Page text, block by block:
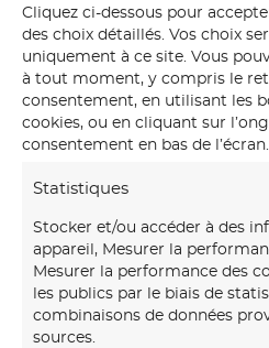
Cliquez ci-dessous pour
des choix détaillés. Vos choix
uniquement à ce site. Vous
à tout moment, y compris le
consentement, en utilisant les
cookies, ou en cliquant sur
consentement en bas de l’écran.
Statistiques
Stocker et/ou accéder à des
appareil, Mesurer la
Mesurer la performance des
les publics par le biais de
combinaisons de données
sources.